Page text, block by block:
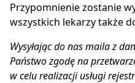
Przypomnienie zostanie
wszystkich lekarzy także
Wysyłając do nas maila z
Państwo zgodę na
w celu realizacji usługi